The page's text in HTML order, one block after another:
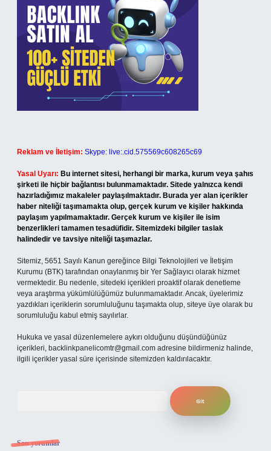
Reklam ve İletişim: Skype: live:.cid.575569c608265c69
Yasal Uyarı: Bu internet sitesi, herhangi bir marka, kurum veya şahıs
şirketi ile hiçbir bağlantısı bulunmamaktadır. Sitede yalnızca kendi
hazırladığımız makaleler paylaşılmaktadır. Burada yer alan içerikler
haber niteliği taşımamakta olup, gerçek kurum ve kişiler hakkında
paylaşım yapılmamaktadır. Gerçek kurum ve kişiler ile isim
benzerlikleri tamamen tesadüfidir. Sitemizdeki bilgiler taslak
halindedir ve tavsiye niteliği taşımazlar.
Sitemiz, 5651 Sayılı Kanun gereğince Bilgi Teknolojileri ve İletişim
Kurumu (BTK) tarafından onaylanmış bir Yer Sağlayıcı olarak hizmet
vermektedir. Bu nedenle, sitedeki içerikleri proaktif olarak denetleme
veya araştırma yükümlülüğümüz bulunmamaktadır. Ancak, üyelerimiz
yazdıkları içeriklerin sorumluluğunu taşımakta olup, siteye üye olarak bu
sorumluluğu kabul etmiş sayılırlar.
Hukuka ve yasal düzenlemelere aykırı olduğunu düşündüğünüz
içerikleri, backlinkpanelicomtr@gmail.com adresine bildirmeniz halinde,
ilgili içerikler yasal süre içerisinde sitemizden kaldırılacaktır.
Son yorumlar